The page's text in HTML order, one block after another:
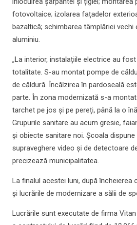
fotovoltaice; izolarea fațadelor
bazaltică; schimbarea tâmplăriei vechi
aluminiu.
„La interior, instalațiile electrice au
totalitate. S-au montat pompe de
de căldură. Încălzirea în pardoseală
parte. În zona modernizată s-a
tarchet pe jos și pe pereți, până la o
Grupurile sanitare au acum gresie,
și obiecte sanitare noi. Școala
supraveghere video și de detectoare
precizează municipalitatea.
La finalul acestei luni, după încheierea
și lucrările de modernizare a sălii de
Lucrările sunt executate de firma